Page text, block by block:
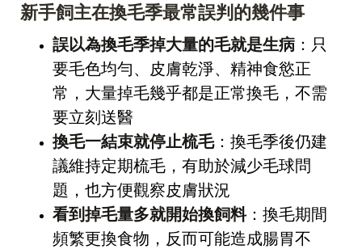
新手飼主在換毛季最常誤判的幾件事
誤以為換毛季掉大量的毛就是生病 ：只
要毛色均勻、皮膚乾淨、精神食慾正
常，大量掉毛幾乎都是正常換毛，不需
要立刻送醫
換毛一結束就停止梳毛：換毛季後仍建
議維持定期梳毛，有助於減少毛球問
題，也方便觀察皮膚狀況
看到掉毛量多就開始換飼料：換毛期間
頻繁更換食物，反而可能造成腸胃不